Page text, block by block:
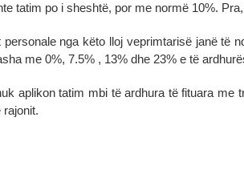
tatim po i sheshtë, por me normë 10%.
personale nga këto lloj veprimtarisë janë të
me 0%, 7.5% , 13% dhe 23% e të
aplikon tatim mbi të ardhura të fituara me
rajonit.